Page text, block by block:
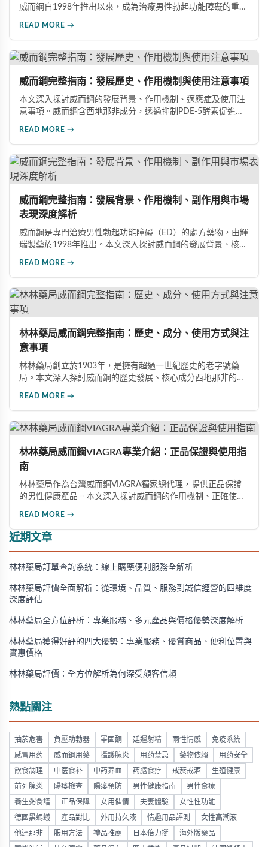
威而鋼自1998年推出以來，成為治療男性勃起功能障礙的重要
READ MORE →
威而鋼完整指南：發展歷史、作用機制與使用注意事項
本文深入探討威而鋼的發展背景、作用機制、適應症及使用注
意事項。威而鋼含西地那非成分，透過抑制PDE-5酵素促進血
READ MORE →
威而鋼完整指南：發展背景、作用機制、副作用與市場
表現深度解析
威而鋼是專門治療男性勃起功能障礙（ED）的處方藥物，由輝
瑞製藥於1998年推出。本文深入探討威而鋼的發展背景、核心
READ MORE →
林林藥局威而鋼完整指南：歷史、成分、使用方式與注
意事項
林林藥局創立於1903年，是擁有超過一世紀歷史的老字號藥
局。本文深入探討威而鋼的歷史發展、核心成分西地那非的作
READ MORE →
林林藥局威而鋼VIAGRA專業介紹：正品保證與使用指
南
林林藥局作為台灣威而鋼VIAGRA獨家總代理，提供正品保證
的男性健康產品。本文深入探討威而鋼的作用機制、正確使用
擇。
READ MORE →
近期文章
林林藥局訂單查詢系統：線上購藥便利服務全解析
林林藥局評價全面解析：從環境、品質、服務到誠信經營的四維度
深度評估
林林藥局全方位評析：專業服務、多元產品與價格優勢深度解析
林林藥局獲得好評的四大優勢：專業服務、優質商品、便利位置與
實惠價格
林林藥局評價：全方位解析為何深受顧客信賴
熱點關注
抽菸危害 負壓助勃器 睪固酮 延遲射精 兩性情感 免疫系統
感冒用药 威而鋼用藥 攝護腺炎 用药禁忌 藥物依賴 用药安全
飲食調理 中医食补 中药养血 药膳食疗 戒菸戒酒 生殖健康
前列腺炎 陽痿檢查 陽痿預防 男性健康指南 男性食療
養生粥食譜 正品保障 女用催情 夫妻體驗 女性性功能
德國黑螞蟻 產品對比 外用持久液 情趣用品評測 女性高潮液
他達那非 服用方法 禮品推薦 日本倍力挺 海外版藥品